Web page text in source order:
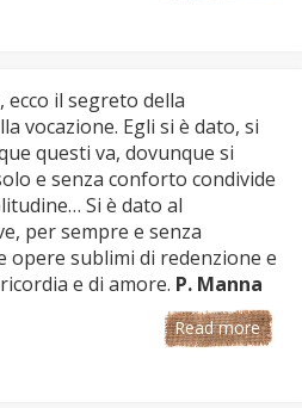
ecco il segreto della
vocazione. Egli si è dato, si
questi va, dovunque si
e senza conforto condivide
Si è dato al
per sempre e senza
opere sublimi di redenzione e
e di amore. P. Manna
Read more